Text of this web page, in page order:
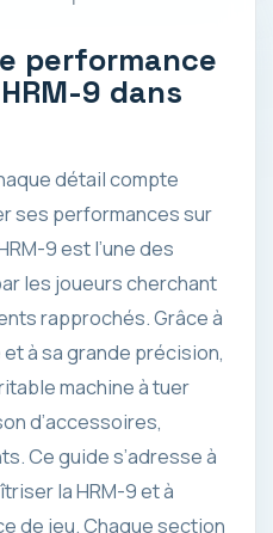
performance
9 dans
détail compte
ses performances sur
9 est l’une des
les joueurs cherchant
rapprochés. Grâce à
à sa grande précision,
machine à tuer
d’accessoires,
Ce guide s’adresse à
la HRM-9 et à
de jeu. Chaque section